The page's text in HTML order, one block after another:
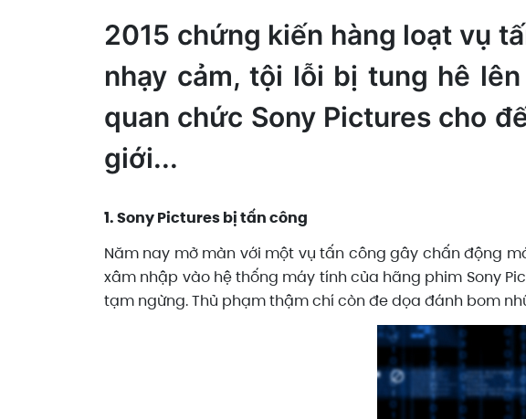
2015 chứng kiến hàng loạt vụ
nhạy cảm, tội lỗi bị tung hê
quan chức Sony Pictures cho
giới...
1. Sony Pictures bị tấn công
Năm nay mở màn với một vụ tấn công gây chấn động
xâm nhập vào hệ thống máy tính của hãng phim Sony
tạm ngừng. Thủ phạm thậm chí còn đe dọa đánh bom